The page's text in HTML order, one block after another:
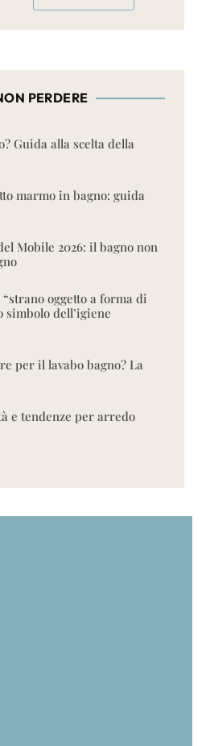
PERDERE
Guida alla scelta della
marmo in bagno: guida
Mobile 2026: il bagno non
oggetto a forma di
dell’igiene
per il lavabo bagno? La
e tendenze per arredo